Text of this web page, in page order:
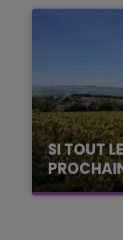
SI TOUT
La
6 août